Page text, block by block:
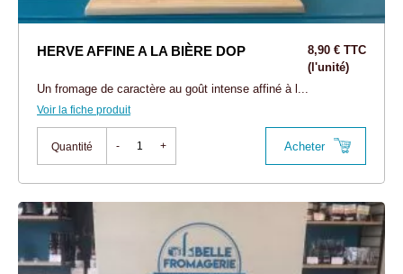
HERVE AFFINE A LA BIÈRE DOP
8,90 € TTC
(l'unité)
Un fromage de caractère au goût intense affiné à l...
Voir la fiche produit
Quantité - + Acheter